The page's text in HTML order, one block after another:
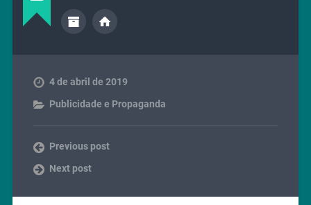
4 de abril de 2019
Publicidade e Propaganda
Previous post
Next post